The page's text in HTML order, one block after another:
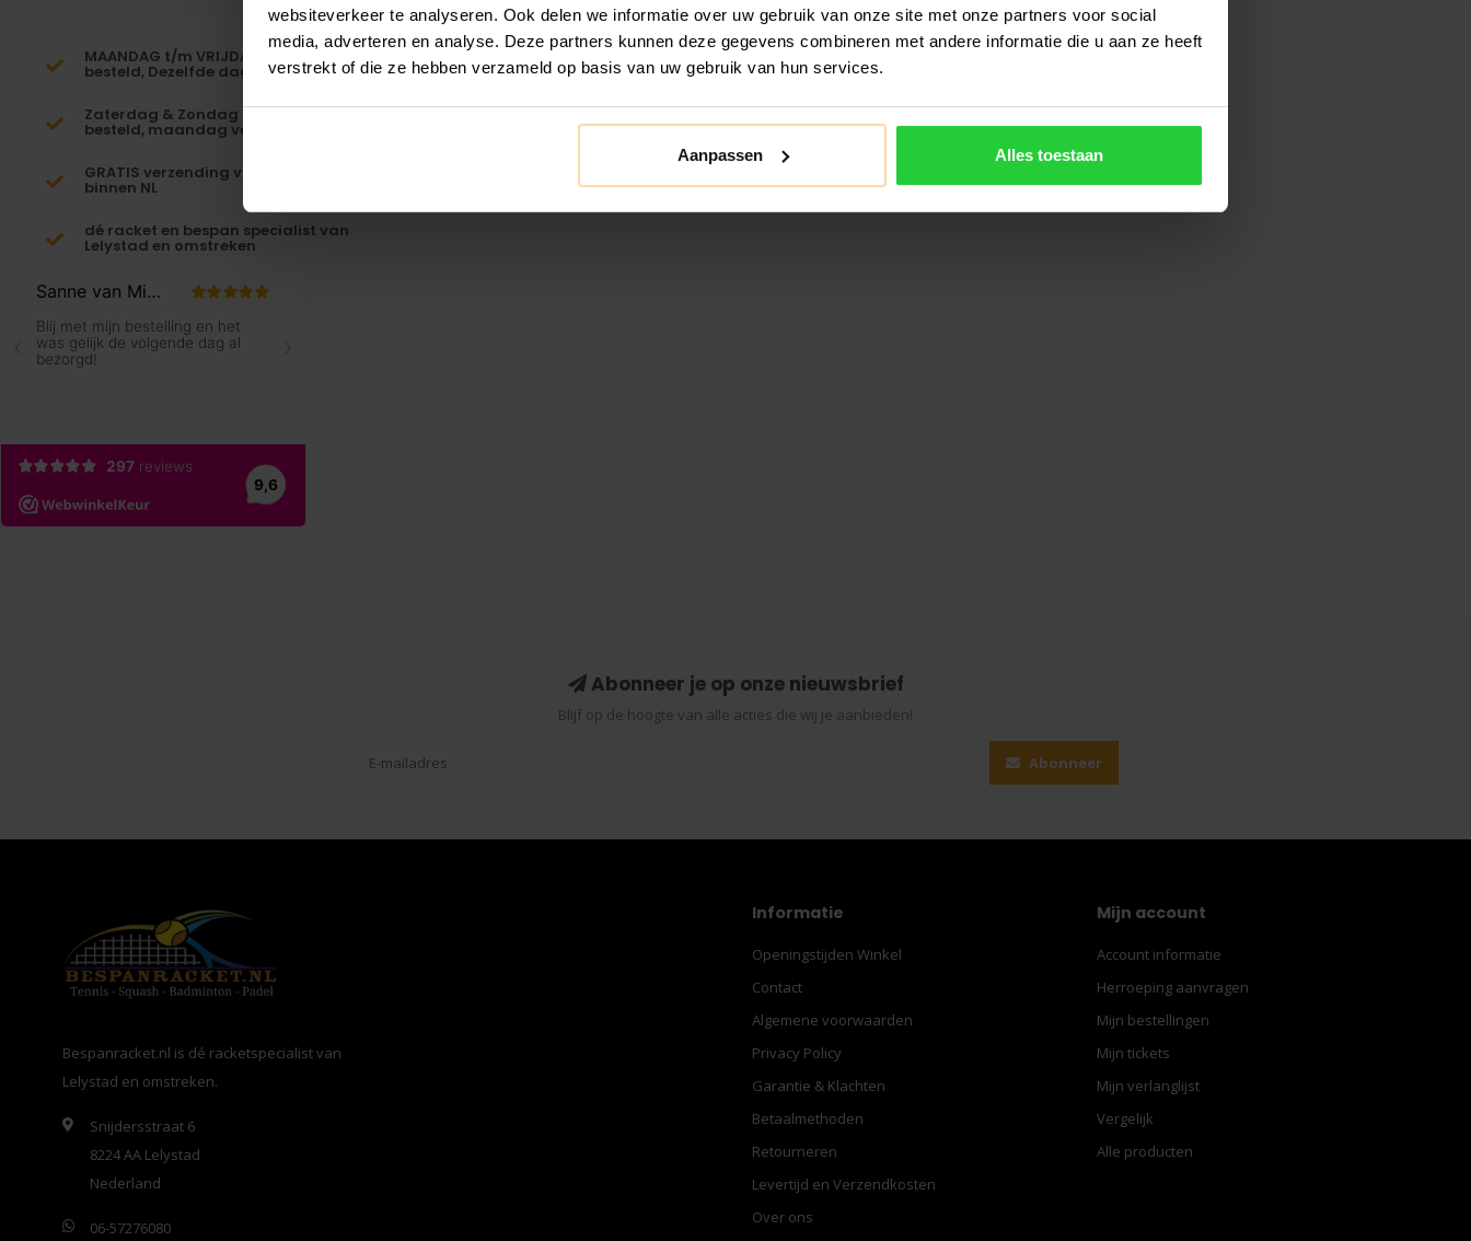
websiteverkeer te analyseren. Ook delen we informatie over uw gebruik van onze site met onze partners voor social
media, adverteren en analyse. Deze partners kunnen deze gegevens combineren met andere informatie die u aan ze heeft
verstrekt of die ze hebben verzameld op basis van uw gebruik van hun services.
Aanpassen Alles toestaan
MAANDAG t/m VRIJDAG voor 16:00
besteld, Dezelfde dag verzonden!*
Zaterdag & Zondag voor 23:59
besteld, maandag verzonden!
GRATIS verzending vanaf €65,-
binnen NL
dé racket en bespan specialist van
Lelystad en omstreken
Abonneer je op onze nieuwsbrief
Blijf op de hoogte van alle acties die wij je aanbieden!
Abonneer
Bespanracket.nl is dé racketspecialist van
Lelystad en omstreken.
Snijdersstraat 6
8224 AA Lelystad
Nederland
06-57276080
Informatie
Openingstijden Winkel
Contact
Algemene voorwaarden
Privacy Policy
Garantie & Klachten
Betaalmethoden
Retourneren
Levertijd en Verzendkosten
Over ons
Mijn account
Account informatie
Herroeping aanvragen
Mijn bestellingen
Mijn tickets
Mijn verlanglijst
Vergelijk
Alle producten